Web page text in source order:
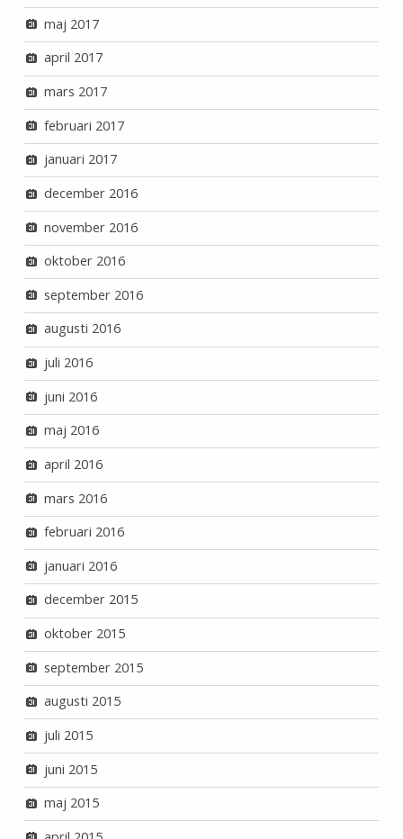
maj 2017
april 2017
mars 2017
februari 2017
januari 2017
december 2016
november 2016
oktober 2016
september 2016
augusti 2016
juli 2016
juni 2016
maj 2016
april 2016
mars 2016
februari 2016
januari 2016
december 2015
oktober 2015
september 2015
augusti 2015
juli 2015
juni 2015
maj 2015